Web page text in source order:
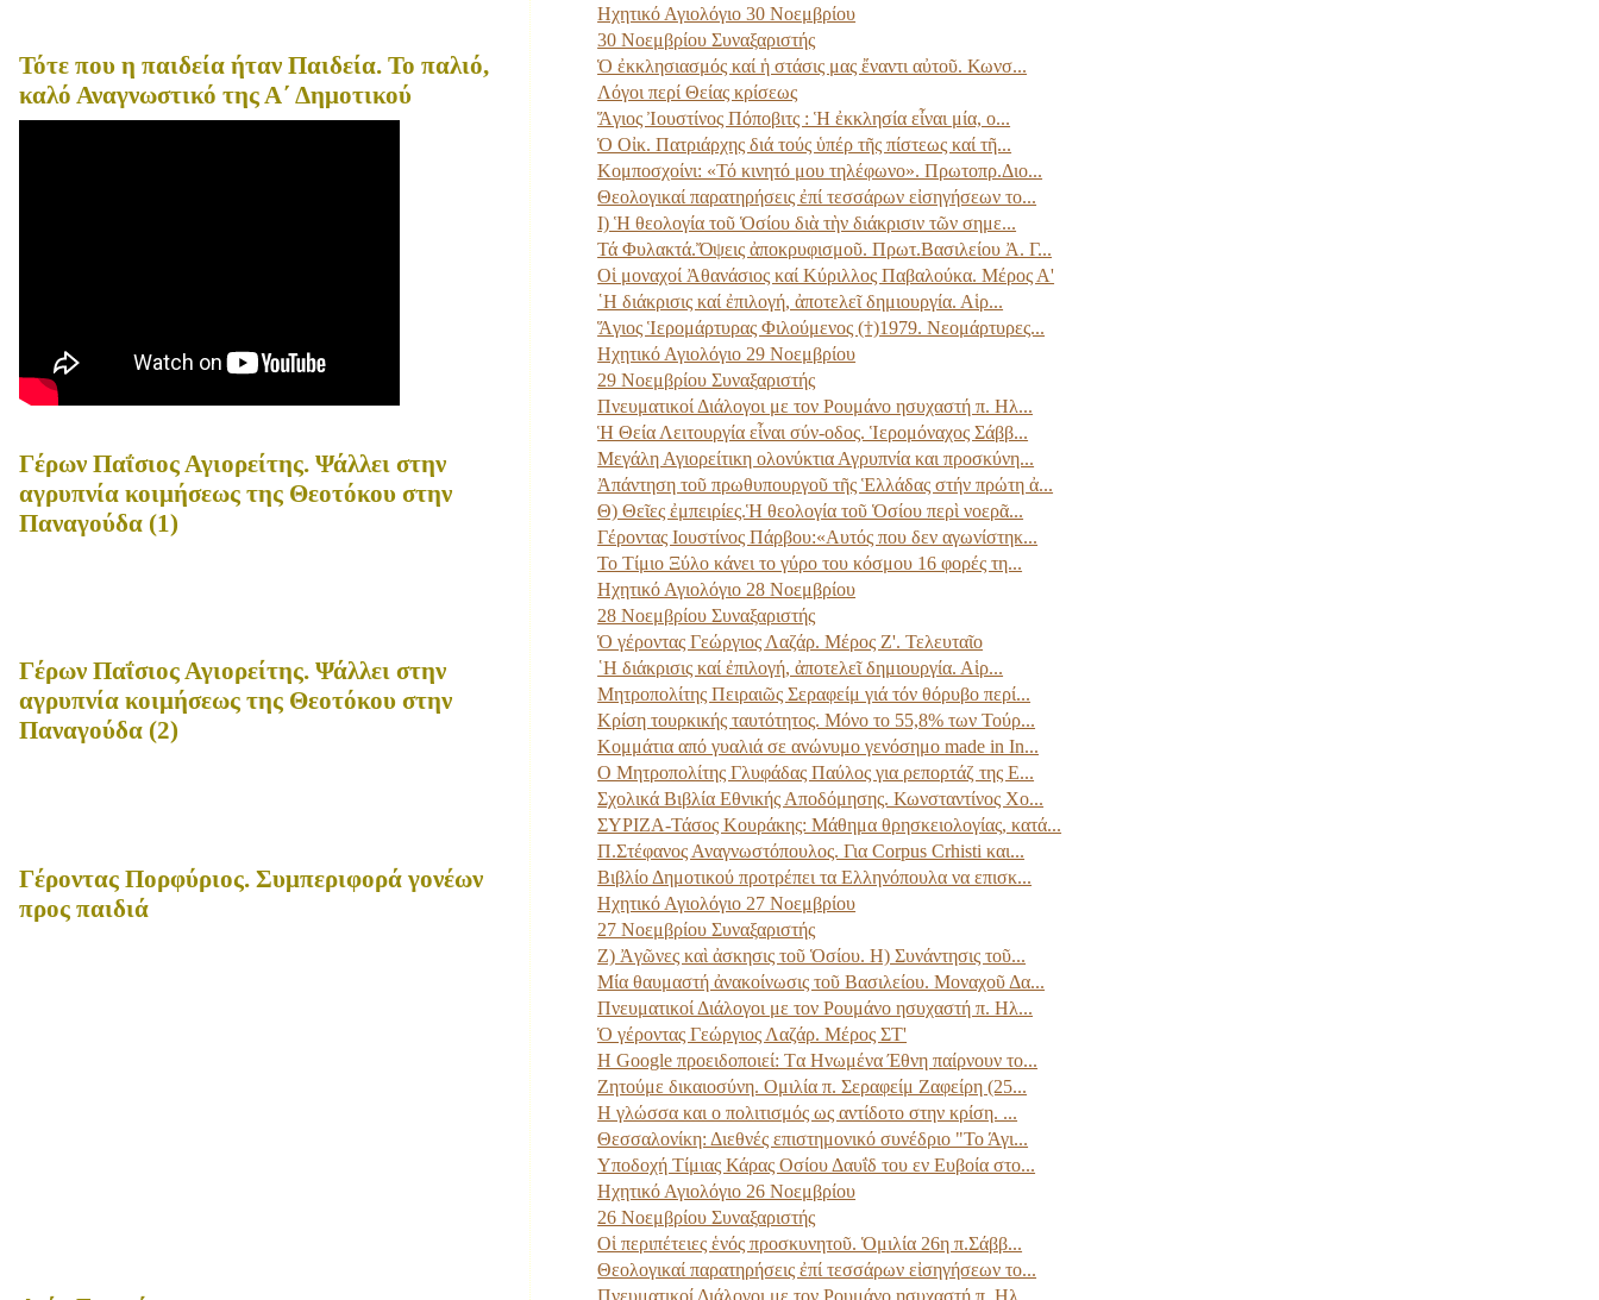
Ηχητικό Αγιολόγιο 30 Νοεμβρίου
30 Νοεμβρίου Συναξαριστής
Ὁ ἐκκλησιασμός καί ἡ στάσις μας ἔναντι αὐτοῦ. Κωνσ...
Λόγοι περί Θείας κρίσεως
Ἅγιος Ἰουστίνος Πόποβιτς : Ἡ ἐκκλησία εἶναι μία, ο...
Ὁ Οἰκ. Πατριάρχης διά τούς ὑπέρ τῆς πίστεως καί τῆ...
Κομποσχοίνι: «Τό κινητό μου τηλέφωνο». Πρωτοπρ.Διο...
Θεολογικαί παρατηρήσεις ἐπί τεσσάρων εἰσηγήσεων το...
Ι) Ἡ θεολογία τοῦ Ὁσίου διὰ τὴν διάκρισιν τῶν σημε...
Τά Φυλακτά.Ὄψεις ἀποκρυφισμοῦ. Πρωτ.Βασιλείου Ἀ. Γ...
Οἱ μοναχοί Ἀθανάσιος καί Κύριλλος Παβαλούκα. Μέρος Α'
῾Η διάκρισις καί ἐπιλογή, ἀποτελεῖ δημιουργία. Αἱρ...
Ἅγιος Ἱερομάρτυρας Φιλούμενος (†)1979. Νεομάρτυρες...
Ηχητικό Αγιολόγιο 29 Νοεμβρίου
29 Νοεμβρίου Συναξαριστής
Πνευματικοί Διάλογοι με τον Ρουμάνο ησυχαστή π. Ηλ...
Ἡ Θεία Λειτουργία εἶναι σύν-οδος. Ἱερομόναχος Σάββ...
Μεγάλη Αγιορείτικη ολονύκτια Αγρυπνία και προσκύνη...
Ἀπάντηση τοῦ πρωθυπουργοῦ τῆς Ἑλλάδας στήν πρώτη ἀ...
Θ) Θεῖες ἐμπειρίες.Ἡ θεολογία τοῦ Ὁσίου περὶ νοερᾶ...
Γέροντας Ιουστίνος Πάρβου:«Αυτός που δεν αγωνίστηκ...
Το Τίμιο Ξύλο κάνει το γύρο του κόσμου 16 φορές τη...
Ηχητικό Αγιολόγιο 28 Νοεμβρίου
28 Νοεμβρίου Συναξαριστής
Ὁ γέροντας Γεώργιος Λαζάρ. Μέρος Ζ'. Τελευταῖο
῾Η διάκρισις καί ἐπιλογή, ἀποτελεῖ δημιουργία. Αἱρ...
Μητροπολίτης Πειραιῶς Σεραφείμ γιά τόν θόρυβο περί...
Κρίση τουρκικής ταυτότητος. Μόνο το 55,8% των Τούρ...
Κομμάτια από γυαλιά σε ανώνυμο γενόσημο made in In...
Ο Μητροπολίτης Γλυφάδας Παύλος για ρεπορτάζ της Ε...
Σχολικά Βιβλία Εθνικής Αποδόμησης. Κωνσταντίνος Χο...
ΣΥΡΙΖΑ-Τάσος Κουράκης: Μάθημα θρησκειολογίας, κατά...
Π.Στέφανος Αναγνωστόπουλος. Για Corpus Crhisti και...
Βιβλίο Δημοτικού προτρέπει τα Ελληνόπουλα να επισκ...
Ηχητικό Αγιολόγιο 27 Νοεμβρίου
27 Νοεμβρίου Συναξαριστής
Ζ) Ἀγῶνες καὶ ἀσκησις τοῦ Ὁσίου. Η) Συνάντησις τοῦ...
Μία θαυμαστή ἀνακοίνωσις τοῦ Βασιλείου. Μοναχοῦ Δα...
Πνευματικοί Διάλογοι με τον Ρουμάνο ησυχαστή π. Ηλ...
Ὁ γέροντας Γεώργιος Λαζάρ. Μέρος ΣΤ'
Η Google προειδοποιεί: Tα Ηνωμένα Έθνη παίρνουν το...
Ζητούμε δικαιοσύνη. Ομιλία π. Σεραφείμ Ζαφείρη (25...
Η γλώσσα και ο πολιτισμός ως αντίδοτο στην κρίση. ...
Θεσσαλονίκη: Διεθνές επιστημονικό συνέδριο "Το Άγι...
Υποδοχή Τίμιας Κάρας Οσίου Δαυΐδ του εν Ευβοία στο...
Ηχητικό Αγιολόγιο 26 Νοεμβρίου
26 Νοεμβρίου Συναξαριστής
Οἱ περιπέτειες ἑνός προσκυνητοῦ. Ὁμιλία 26η π.Σάββ...
Θεολογικαί παρατηρήσεις ἐπί τεσσάρων εἰσηγήσεων το...
Τότε που η παιδεία ήταν Παιδεία. Το παλιό,
καλό Αναγνωστικό της Α΄ Δημοτικού
Γέρων Παΐσιος Αγιορείτης. Ψάλλει στην
αγρυπνία κοιμήσεως της Θεοτόκου στην
Παναγούδα (1)
Γέρων Παΐσιος Αγιορείτης. Ψάλλει στην
αγρυπνία κοιμήσεως της Θεοτόκου στην
Παναγούδα (2)
Γέροντας Πορφύριος. Συμπεριφορά γονέων
προς παιδιά